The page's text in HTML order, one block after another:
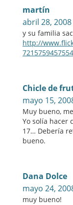
martín
abril 28,
y su familia
http://
Chicle de
mayo 15,
Muy bueno,
Yo solía hacer
17… Debería
bueno.
Dana Dolce
mayo 24,
muy bueno!